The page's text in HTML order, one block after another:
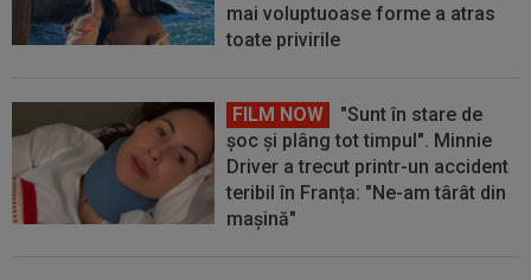
mai voluptuoase forme a atras
toate privirile
FILM NOW
"Sunt în stare de
șoc și plâng tot timpul". Minnie
Driver a trecut printr-un accident
teribil în Franța: "Ne-am târât din
mașină"